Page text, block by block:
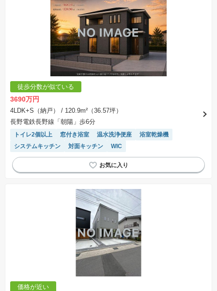
徒歩分数が似ている
3690万円
4LDK+S（納戸）
/ 120.9m²（36.57坪）
長野電鉄長野線「朝陽」歩6分
トイレ2個以上 窓付き浴室 温水洗浄便座
浴室乾燥機
システムキッチン
対面キッチン WIC
価格が近い